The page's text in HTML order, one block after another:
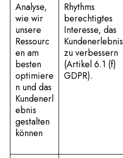
Analyse,
wie wir
unsere
Ressourc
en am
besten
optimiere
n und das
Kundenerl
ebnis
gestalten
können
Rhythms
berechtigtes
Interesse, das
Kundenerlebnis
zu verbessern
(Artikel 6.1 (f)
GDPR).